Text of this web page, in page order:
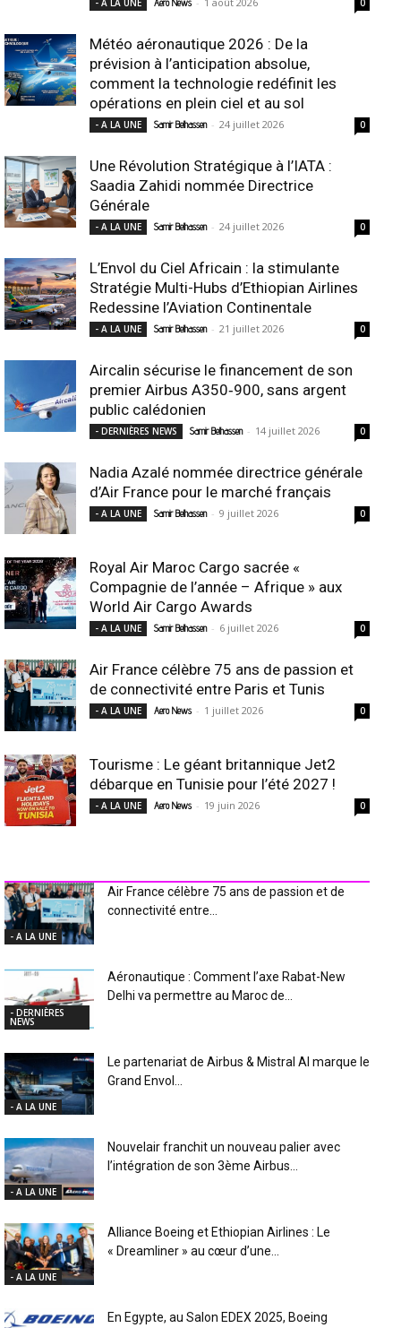
- A LA UNE Aero News 0
Météo aéronautique 2026 : De la
prévision à l’anticipation absolue,
comment la technologie redéfinit les
opérations en plein ciel et au sol
- A LA UNE Samir Belhassen - 24 juillet 2026 0
Une Révolution Stratégique à l’IATA :
Saadia Zahidi nommée Directrice
Générale
- A LA UNE Samir Belhassen - 24 juillet 2026 0
L’Envol du Ciel Africain : la stimulante
Stratégie Multi-Hubs d’Ethiopian Airlines
Redessine l’Aviation Continentale
- A LA UNE Samir Belhassen - 21 juillet 2026 0
Aircalin sécurise le financement de son
premier Airbus A350‑900, sans argent
public calédonien
- DERNIÈRES NEWS Samir Belhassen - 14 juillet 2026 0
Nadia Azalé nommée directrice générale
d’Air France pour le marché français
- A LA UNE Samir Belhassen - 9 juillet 2026 0
Royal Air Maroc Cargo sacrée «
Compagnie de l’année – Afrique » aux
World Air Cargo Awards
- A LA UNE Samir Belhassen - 6 juillet 2026 0
Air France célèbre 75 ans de passion et
de connectivité entre Paris et Tunis
- A LA UNE Aero News - 1 juillet 2026 0
Tourisme : Le géant britannique Jet2
débarque en Tunisie pour l’été 2027 !
- A LA UNE Aero News - 19 juin 2026 0
- A LA UNE
Air France célèbre 75 ans de passion et de
connectivité entre...
- DERNIÈRES
NEWS
Aéronautique : Comment l’axe Rabat-New
Delhi va permettre au Maroc de...
- A LA UNE
Le partenariat de Airbus & Mistral AI marque le
Grand Envol...
- A LA UNE
Nouvelair franchit un nouveau palier avec
l’intégration de son 3ème Airbus...
- A LA UNE
Alliance Boeing et Ethiopian Airlines : Le
« Dreamliner » au cœur d’une...
En Egypte, au Salon EDEX 2025, Boeing